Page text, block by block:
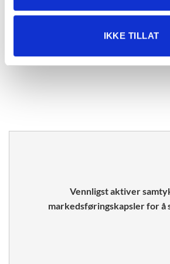
med annen informasjon du har gjort
IKKE TILLAT
Vennligst aktiver
markedsføringskapsler for å